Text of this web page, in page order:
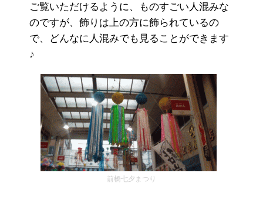
ご覧いただけるように、ものすごい人混みな
のですが、飾りは上の方に飾られているの
で、どんなに人混みでも見ることができます
♪
前橋七夕まつり